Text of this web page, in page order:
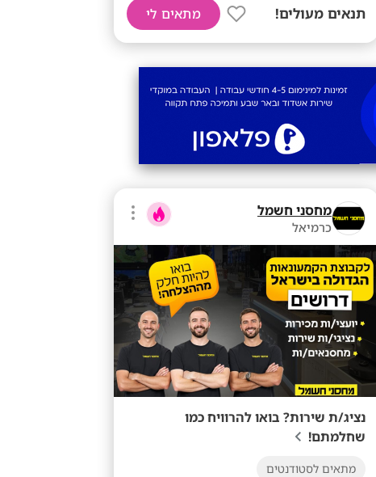
תנאים מעולים! מתאים לי
מחסני חשמל
כרמיאל
נציג/ת שירות? בואו להרוויח כמו
שחלמתם!
מתאים לסטודנטים